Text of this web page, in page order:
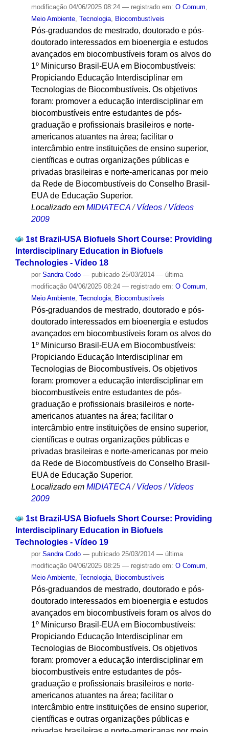
modificação04/06/2025 08:24 — registrado em: O Comum,
Meio Ambiente, Tecnologia, Biocombustíveis
Pós-graduandos de mestrado, doutorado e pós-
doutorado interessados em bioenergia e estudos
avançados em biocombustíveis foram os alvos do
1º Minicurso Brasil-EUA em Biocombustíveis:
Propiciando Educação Interdisciplinar em
Tecnologias de Biocombustíveis. Os objetivos
foram: promover a educação interdisciplinar em
biocombustíveis entre estudantes de pós-
graduação e profissionais brasileiros e norte-
americanos atuantes na área; facilitar o
intercâmbio entre instituições de ensino superior,
científicas e outras organizações públicas e
privadas brasileiras e norte-americanas por meio
da Rede de Biocombustíveis do Conselho Brasil-
EUA de Educação Superior.
Localizado em MIDIATECA /Vídeos /Vídeos
2009
1st Brazil-USA Biofuels Short Course: Providing
Interdisciplinary Education in Biofuels
Technologies - Vídeo 18
por Sandra Codo — publicado25/03/2014 — última
modificação04/06/2025 08:24 — registrado em: O Comum
Meio Ambiente, Tecnologia, Biocombustíveis
Pós-graduandos de mestrado, doutorado e pós-
doutorado interessados em bioenergia e estudos
avançados em biocombustíveis foram os alvos do
1º Minicurso Brasil-EUA em Biocombustíveis:
Propiciando Educação Interdisciplinar em
Tecnologias de Biocombustíveis. Os objetivos
foram: promover a educação interdisciplinar em
biocombustíveis entre estudantes de pós-
graduação e profissionais brasileiros e norte-
americanos atuantes na área; facilitar o
intercâmbio entre instituições de ensino superior,
científicas e outras organizações públicas e
privadas brasileiras e norte-americanas por meio
da Rede de Biocombustíveis do Conselho Brasil-
EUA de Educação Superior.
Localizado em MIDIATECA /Vídeos /Vídeos
2009
1st Brazil-USA Biofuels Short Course: Providing
Interdisciplinary Education in Biofuels
Technologies - Vídeo 19
por Sandra Codo — publicado25/03/2014 — última
modificação04/06/2025 08:25 — registrado em: O Comum
Meio Ambiente, Tecnologia, Biocombustíveis
Pós-graduandos de mestrado, doutorado e pós-
doutorado interessados em bioenergia e estudos
avançados em biocombustíveis foram os alvos do
1º Minicurso Brasil-EUA em Biocombustíveis:
Propiciando Educação Interdisciplinar em
Tecnologias de Biocombustíveis. Os objetivos
foram: promover a educação interdisciplinar em
biocombustíveis entre estudantes de pós-
graduação e profissionais brasileiros e norte-
americanos atuantes na área; facilitar o
intercâmbio entre instituições de ensino superior,
científicas e outras organizações públicas e